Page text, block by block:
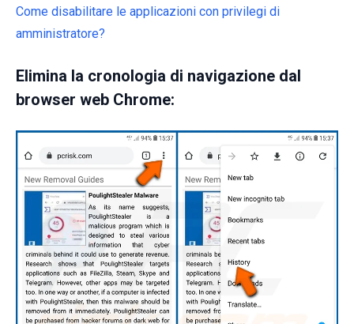
Come disabilitare le applicazioni con privilegi di
amministratore?
Elimina la cronologia di navigazione dal
browser web Chrome: